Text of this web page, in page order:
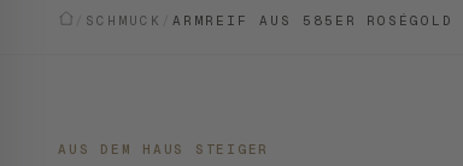
SCHMUCK ARMREIF AUS 585ER ROSÉGOLD
AUS DEM HAUS STEIGER